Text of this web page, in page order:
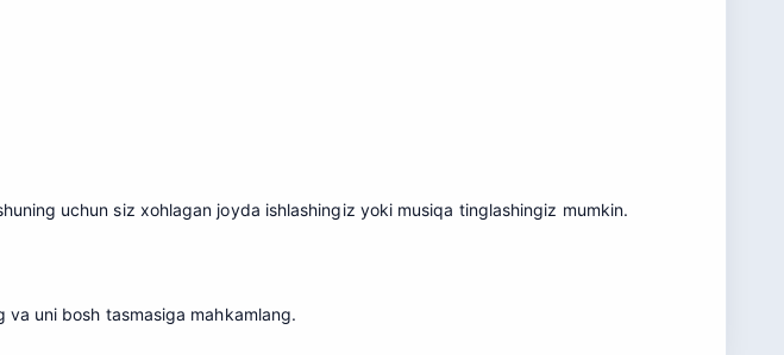
uchun siz xohlagan joyda ishlashingiz yoki musiqa tinglashingiz mumkin.
va uni bosh tasmasiga mahkamlang.